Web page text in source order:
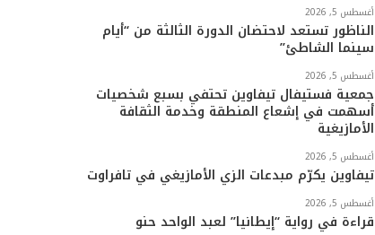
أغسطس 5, 2026
الناظور تستعد لاحتضان الدورة الثالثة من “أيام
سينما الشاطئ”
أغسطس 5, 2026
جمعية فستيفال تيفاوين تحتفي بسبع شخصيات
أسهمت في إشعاع المنطقة وخدمة الثقافة
الأمازيغية
أغسطس 5, 2026
تيفاوين يكرّم مبدعات الزي الأمازيغي في تافراوت
أغسطس 5, 2026
قراءة في رواية “إيطانيا” لعبد الواحد حنو